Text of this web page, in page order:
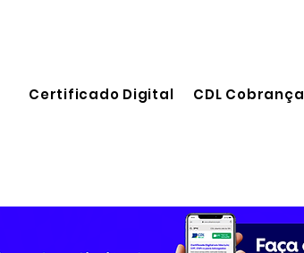
Certificado Digital CDL Cobrança